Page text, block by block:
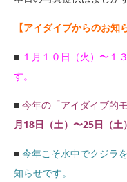
【アイダイブからのお知
■ １月１０日（火）〜１
す。
■ 今年の「アイダイブ的
月18日（土）〜25日（土）
■ 今年こそ水中でクジラ
知らせです。